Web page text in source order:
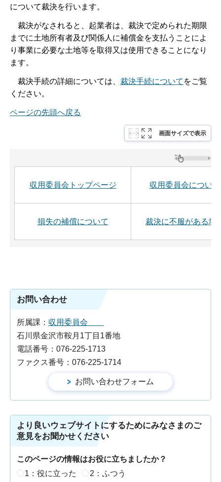
について裁決を行います。
裁決がなされると、起業者は、裁決で定められた期限
までに土地所有者及び関係人に補償金を支払うことによ
り事業に必要な土地等を取得又は使用できることになり
ます。
裁決手続の詳細については、 裁決手続について をご覧
ください。
ページの先頭へ戻る
画面サイズで表示
収用委員会トップページ 収用委員会について
損失の補償について 裁決に不服がある場
お問い合わせ
所属課： 収用委員会
石川県金沢市鞍月1丁目1番地
電話番号：076-225-1713
ファクス番号：076-225-1714
より良いウェブサイトにするためにみなさまのご
意見をお聞かせください
このページの情報はお役に立ちましたか？
1：役に立った
2：ふつう